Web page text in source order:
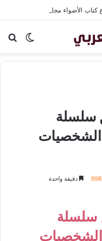
الوضع
سلسلة
الشخصيات
698 دقيقة واحدة
سلسلة
الشخصيات